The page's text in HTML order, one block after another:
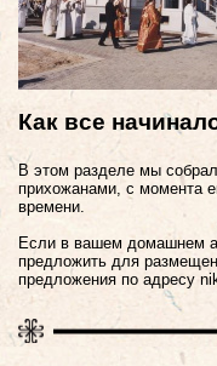
Как все
В этом разделе мы
прихожанами, с момента
времени.
Если в вашем домашнем
предложить для
предложения по адресу